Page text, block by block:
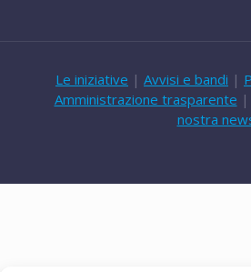
Le iniziative | Avvisi e bandi |
Amministrazione trasparente |
nostra